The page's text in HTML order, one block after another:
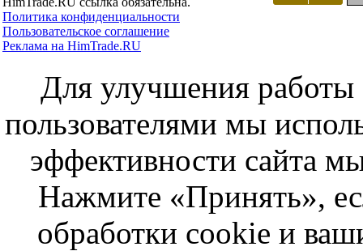
Политика конфиденциальности
Пользовательское соглашение
Реклама на HimTrade.RU
Для улучшения работы
пользователями мы
эффективности сайта
Нажмите «Принять»,
обработки cookie и